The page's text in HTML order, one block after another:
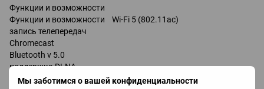
Мы заботимся о вашей конфиденциальности
Функции и возможности
Функции и возможности Wi-Fi 5 (802.11ac)
запись телепередач
Chromecast
Bluetooth v 5.0
поддержка DLNA
Ambilight / Трехсторонняя /